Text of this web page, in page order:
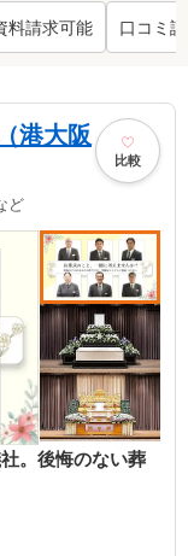
料請求可能 口コミ
港大阪
ど
比較
。後悔のない葬